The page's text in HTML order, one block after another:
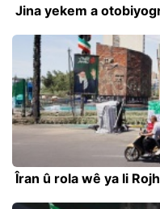
Jina yekem a
Îran û rola wê ya li